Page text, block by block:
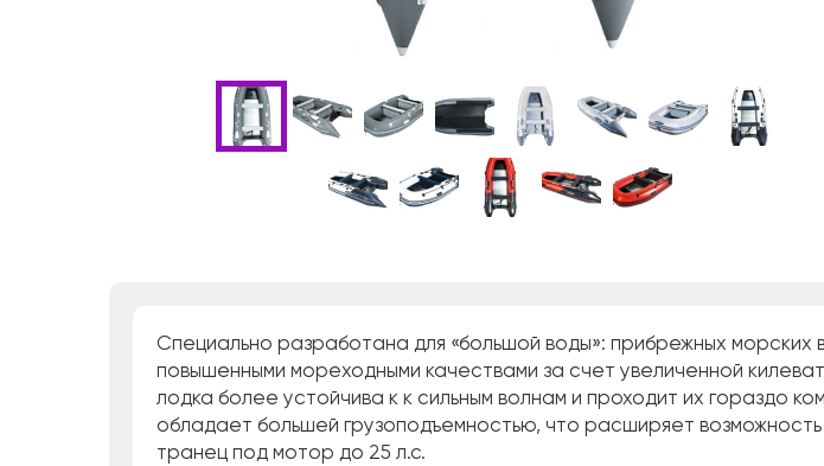
Специально разработана для «большой воды»: прибрежных морских
повышенными мореходными качествами за счет увеличенной
лодка более устойчива к к сильным волнам и проходит их гораздо
обладает большей грузоподъемностью, что расширяет
транец под мотор до 25 л.с.